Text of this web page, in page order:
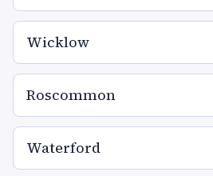
Wicklow
Roscommon
Waterford